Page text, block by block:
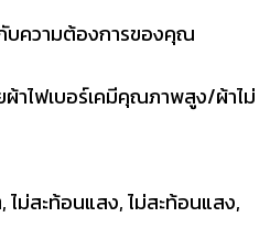
กับความต้องการของคุณ
าไฟเบอร์เคมีคุณภาพสูง/ผ้าไม่
ไม่สะท้อนแสง, ไม่สะท้อนแสง,